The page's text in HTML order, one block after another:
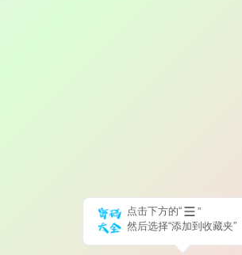
点击下方的“
”
然后选择“添加到收藏夹”